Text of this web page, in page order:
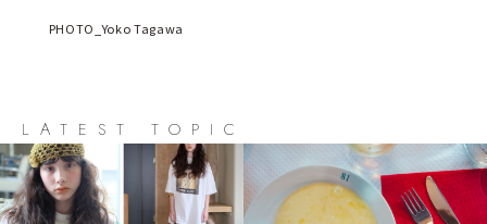
PHOTO_Yoko Tagawa
LATEST TOPIC